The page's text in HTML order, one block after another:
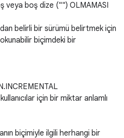
veya boş dize ("") OLMAMASI
belirli bir sürümü belirtmek için
biçimdeki bir
için bir miktar anlamlı
biçimiyle ilgili herhangi bir